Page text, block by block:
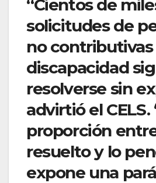
“Cientos de
solicitudes de
no
discapacidad
resolverse sin
advirtió el CELS.
proporción
resuelto y lo
expone una